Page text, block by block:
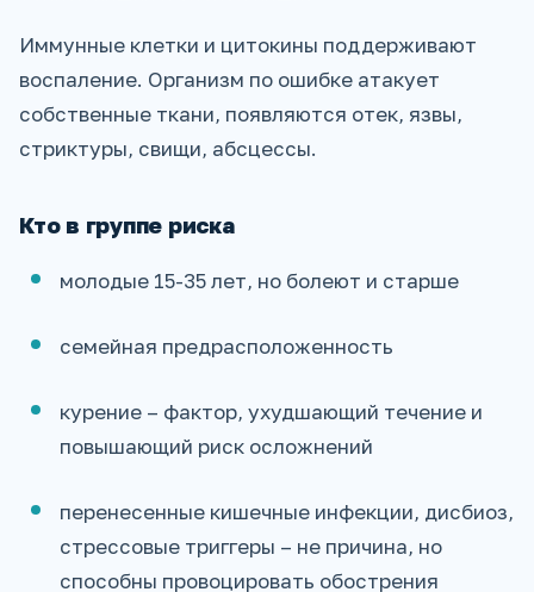
Иммунные клетки и цитокины поддерживают
воспаление. Организм по ошибке атакует
собственные ткани, появляются отек, язвы,
стриктуры, свищи, абсцессы.
Кто в группе риска
молодые 15-35 лет, но болеют и старше
семейная предрасположенность
курение – фактор, ухудшающий течение и
повышающий риск осложнений
перенесенные кишечные инфекции, дисбиоз,
стрессовые триггеры – не причина, но
способны провоцировать обострения